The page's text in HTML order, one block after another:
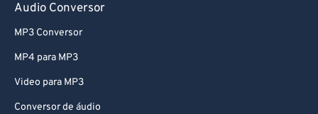
Audio Conversor
MP3 Conversor
MP4 para MP3
Video para MP3
Conversor de áudio